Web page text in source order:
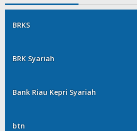
BRKS
BRK Syariah
Bank Riau Kepri Syariah
btn